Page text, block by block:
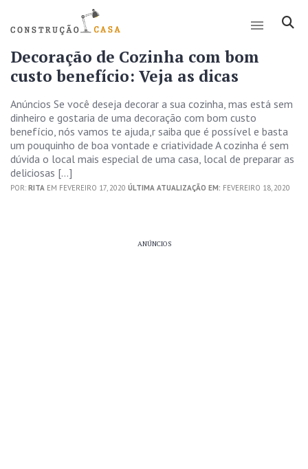
Decoração de Cozinha com bom
custo benefício: Veja as dicas
Anúncios Se você deseja decorar a sua cozinha, mas está sem
dinheiro e gostaria de uma decoração com bom custo
benefício, nós vamos te ajuda,r saiba que é possível e basta
um pouquinho de boa vontade e criatividade A cozinha é sem
dúvida o local mais especial de uma casa, local de preparar as
deliciosas […]
POR: RITA EM FEVEREIRO 17, 2020 ÚLTIMA ATUALIZAÇÃO EM: FEVEREIRO 18, 2020
ANÚNCIOS